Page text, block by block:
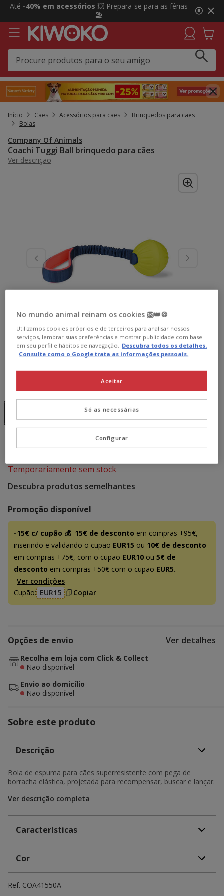
2
3,
mensagem,
Até -40% em acessórios 💥 Prepara-se para as férias
🏖️
Início Cães Acessórios para cães
Brinquedos para cães
Bolas
Company Of Animals
Coachi Tuggi Ball brinquedo para cães
Ver descrição
Sem Stock
13.99€
Promoção disponível
-15€ c/ cupão 💰 15€ de desconto em compras +95€,
inserindo e validando o cupão EUR15 ou 10€ de desconto
em compras +75€, com o cupão EUR10 ou 5€ de
desconto em compras +50€ com o cupão EUR5.
Ver condições
Cupão: EUR15 Copiar
13.99€
Temporariamente sem stock
Descubra produtos semelhantes
Opções de envio Ver detalhes
Recolha em loja com Click & Collect
Não disponível
Envio ao domicílio
Não disponível
Sobre este produto
Descrição
Bola de espuma para cães superresistente com pega de
borracha elástica, projetada para recompensar, buscar e lançar.
Ver descrição completa
Características
Cor
Ref. COA41550A
No mundo animal reinam os cookies 🦁👑🍪
Utilizamos cookies próprios e de terceiros para analisar nossos
serviços, lembrar suas preferências e mostrar publicidade com base
em seu perfil e hábitos de navegação. Descubra todos os detalhes.
Consulte como o Google trata as informações pessoais.
Só as necessárias
Aceitar
Configurar